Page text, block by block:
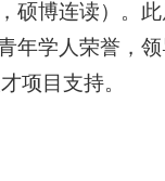
硕博连读）。
年学人荣誉，
项目支持。